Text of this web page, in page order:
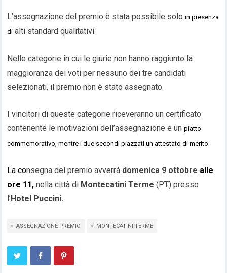
L’assegnazione del premio è stata possibile soloin presenza
di alti standard qualitativi.
Nelle categorie in cui legiurie non hanno raggiunto la
maggioranza dei voti per nessuno dei tre candidati
selezionati, il premio nonè stato assegnato.
I vincitori di queste categorie riceveranno un certificato
contenente le motivazioni dell’assegnazione e unpiatto
commemorativo, mentre i due secondi piazzati un attestato di merito.
La consegna del premio avverrà domenica 9 ottobre alle
ore 11, nella città di Montecatini Terme(PT) presso
l’Hotel Puccini.
ASSEGNAZIONE PREMIO MONTECATINI TERME